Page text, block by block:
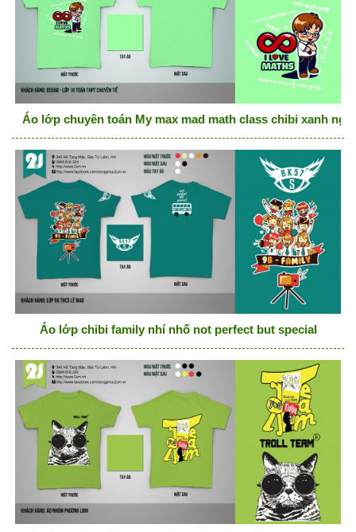
Áo lớp chuyên toán My max mad math class chibi xanh
Áo lớp chibi family nhí nhố not perfect but special